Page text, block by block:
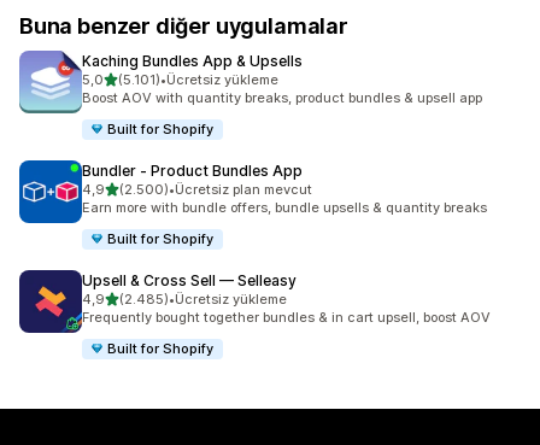
Buna benzer diğer uygulamalar
Kaching Bundles App & Upsells
5,05 yıldız üzerinden
(5.101)
toplam 5101 değerlendirme
•Ücretsiz yükleme
Boost AOV with quantity breaks, product bundles & upsell app
Built for Shopify
Bundler ‑ Product Bundles App
4,95 yıldız üzerinden
(2.500)
toplam 2500 değerlendirme
•Ücretsiz plan mevcut
Earn more with bundle offers, bundle upsells & quantity breaks
Built for Shopify
Upsell & Cross Sell — Selleasy
4,95 yıldız üzerinden
(2.485)
toplam 2485 değerlendirme
•Ücretsiz yükleme
Frequently bought together bundles & in cart upsell, boost AOV
Built for Shopify